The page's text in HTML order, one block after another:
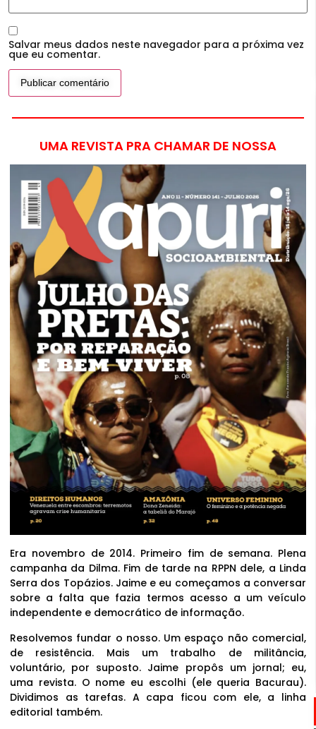
Salvar meus dados neste navegador para a próxima vez
que eu comentar.
UMA REVISTA PRA CHAMAR DE NOSSA
Era novembro de 2014. Primeiro fim de semana. Plena
campanha da Dilma. Fim de tarde na RPPN dele, a Linda
Serra dos Topázios. Jaime e eu começamos a conversar
sobre a falta que fazia termos acesso a um veículo
independente e democrático de informação.
Resolvemos fundar o nosso. Um espaço não comercial,
de resistência. Mais um trabalho de militância,
voluntário, por suposto. Jaime propôs um jornal; eu,
uma revista. O nome eu escolhi (ele queria Bacurau).
Dividimos as tarefas. A capa ficou com ele, a linha
editorial também.